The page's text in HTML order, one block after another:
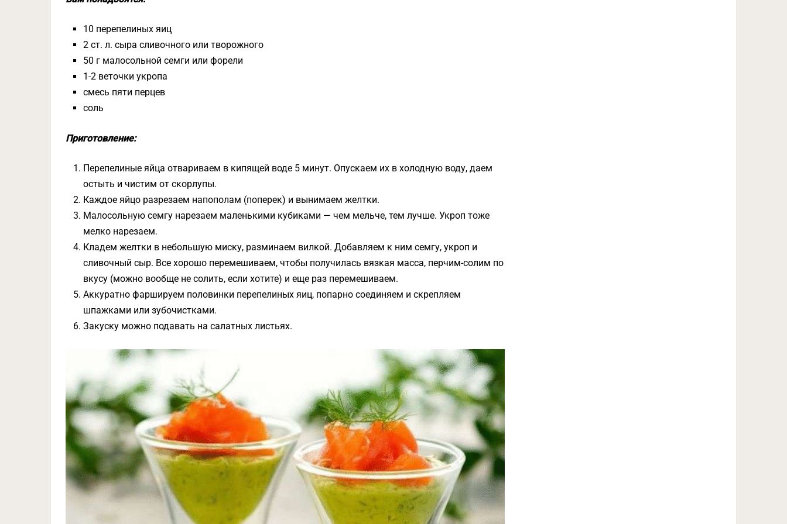
10 перепелиных яиц
2 ст. л. сыра сливочного или творожного
50 г малосольной семги или форели
1-2 веточки укропа
смесь пяти перцев
соль
Приготовление:
Перепелиные яйца отвариваем в кипящей воде 5 минут. Опускаем их в холодную воду, даем
остыть и чистим от скорлупы.
Каждое яйцо разрезаем напополам (поперек) и вынимаем желтки.
Малосольную семгу нарезаем маленькими кубиками — чем мельче, тем лучше. Укроп тоже
мелко нарезаем.
Кладем желтки в небольшую миску, разминаем вилкой. Добавляем к ним семгу, укроп и
сливочный сыр. Все хорошо перемешиваем, чтобы получилась вязкая масса, перчим-солим по
вкусу (можно вообще не солить, если хотите) и еще раз перемешиваем.
Аккуратно фаршируем половинки перепелиных яиц, попарно соединяем и скрепляем
шпажками или зубочистками.
Закуску можно подавать на салатных листьях.